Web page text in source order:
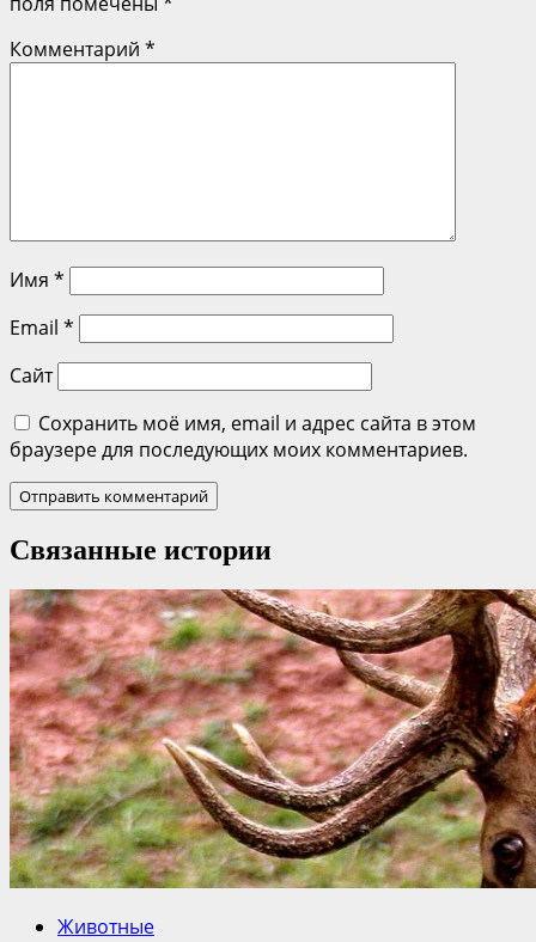
Комментарий *
Имя *
Email *
Сайт
Сохранить моё имя, email и адрес сайта в этом
браузере для последующих моих комментариев.
Связанные истории
Животные